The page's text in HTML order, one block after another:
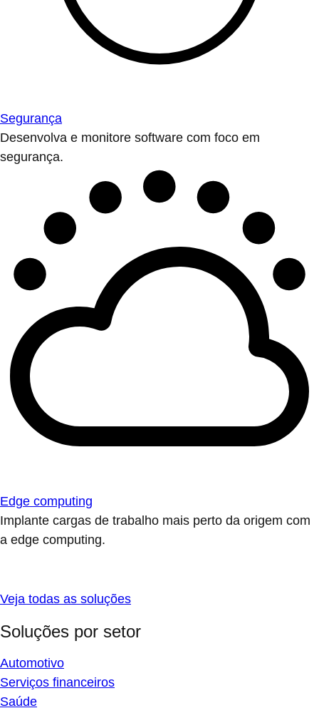
Segurança
Desenvolva e monitore software com foco em
segurança.
Edge computing
Implante cargas de trabalho mais perto da origem com
a edge computing.
Veja todas as soluções
Soluções por setor
Automotivo
Serviços financeiros
Saúde